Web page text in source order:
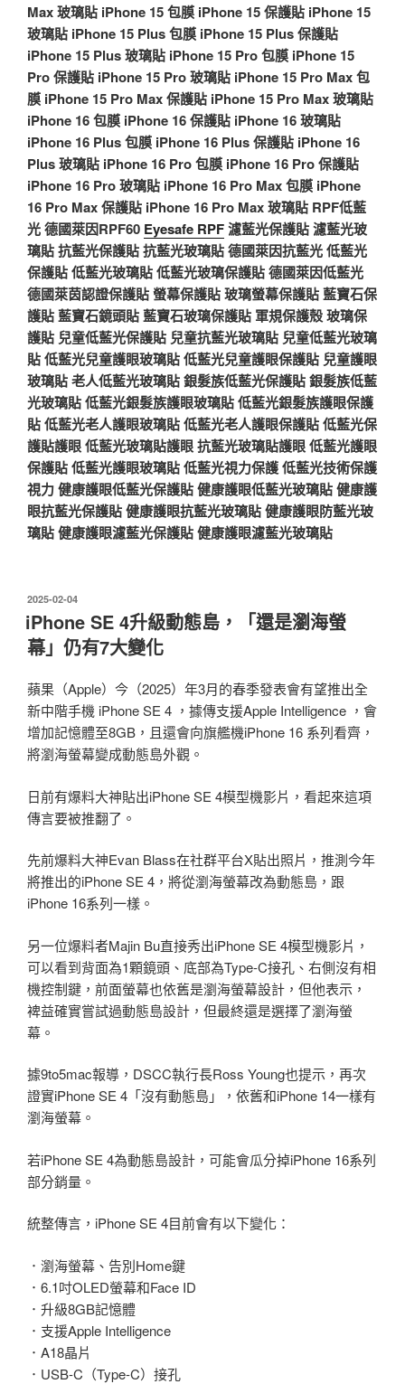
Max 玻璃貼 iPhone 15 包膜 iPhone 15 保護貼 iPhone 15
玻璃貼 iPhone 15 Plus 包膜 iPhone 15 Plus 保護貼
iPhone 15 Plus 玻璃貼 iPhone 15 Pro 包膜 iPhone 15
Pro 保護貼 iPhone 15 Pro 玻璃貼 iPhone 15 Pro Max 包
膜 iPhone 15 Pro Max 保護貼 iPhone 15 Pro Max 玻璃貼
iPhone 16 包膜 iPhone 16 保護貼 iPhone 16 玻璃貼
iPhone 16 Plus 包膜 iPhone 16 Plus 保護貼 iPhone 16
Plus 玻璃貼 iPhone 16 Pro 包膜 iPhone 16 Pro 保護貼
iPhone 16 Pro 玻璃貼 iPhone 16 Pro Max 包膜 iPhone
16 Pro Max 保護貼 iPhone 16 Pro Max 玻璃貼 RPF低藍
光德國萊因RPF60 Eyesafe RPF濾藍光保護貼濾藍光玻
璃貼抗藍光保護貼抗藍光玻璃貼德國萊因抗藍光低藍光
保護貼低藍光玻璃貼低藍光玻璃保護貼德國萊因低藍光
德國萊茵認證保護貼螢幕保護貼玻璃螢幕保護貼藍寶石保
護貼藍寶石鏡頭貼藍寶石玻璃保護貼 軍規保護殼玻璃保
護貼 兒童低藍光保護貼 兒童抗藍光玻璃貼 兒童低藍光玻璃
貼低藍光兒童護眼玻璃貼低藍光兒童護眼保護貼 兒童護眼
玻璃貼老人低藍光玻璃貼銀髮族低藍光保護貼銀髮族低藍
光玻璃貼低藍光銀髮族護眼玻璃貼低藍光銀髮族護眼保護
貼低藍光老人護眼玻璃貼低藍光老人護眼保護貼低藍光保
護貼護眼低藍光玻璃貼護眼抗藍光玻璃貼護眼低藍光護眼
保護貼低藍光護眼玻璃貼低藍光視力保護低藍光技術保護
視力健康護眼低藍光保護貼健康護眼低藍光玻璃貼健康護
眼抗藍光保護貼健康護眼抗藍光玻璃貼健康護眼防藍光玻
璃貼健康護眼濾藍光保護貼健康護眼濾藍光玻璃貼
發
佈
於
2025-02-04
iPhone SE 4升級動態島，「還是瀏海螢
幕」仍有7大變化
蘋果（Apple）今（2025）年3月的春季發表會有望推出全
新中階手機 iPhone SE 4 ，據傳支援Apple Intelligence ，會
增加記憶體至8GB，且還會向旗艦機iPhone 16 系列看齊，
將瀏海螢幕變成動態島外觀。
日前有爆料大神貼出iPhone SE 4模型機影片，看起來這項
傳言要被推翻了。
先前爆料大神Evan Blass在社群平台X貼出照片，推測今年
將推出的iPhone SE 4，將從瀏海螢幕改為動態島，跟
iPhone 16系列一樣。
另一位爆料者Majin Bu直接秀出iPhone SE 4模型機影片，
可以看到背面為1顆鏡頭、底部為Type-C接孔、右側沒有相
機控制鍵，前面螢幕也依舊是瀏海螢幕設計，但他表示，
裨益確實嘗試過動態島設計，但最終還是選擇了瀏海螢
幕。
據9to5mac報導，DSCC執行長Ross Young也提示，再次
證實iPhone SE 4「沒有動態島」，依舊和iPhone 14一樣有
瀏海螢幕。
若iPhone SE 4為動態島設計，可能會瓜分掉iPhone 16系列
部分銷量。
統整傳言，iPhone SE 4目前會有以下變化：
．瀏海螢幕、告別Home鍵
．6.1吋OLED螢幕和Face ID
．升級8GB記憶體
．支援Apple Intelligence
．A18晶片
．USB-C（Type-C）接孔